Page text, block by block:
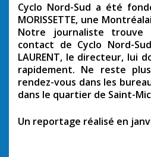
Cyclo Nord-Sud a été
MORISSETTE, une
Notre journaliste trouve
contact de Cyclo Nord-
LAURENT, le directeur, lui
rapidement. Ne reste
rendez-vous dans les
dans le quartier de Saint-
Un reportage réalisé en